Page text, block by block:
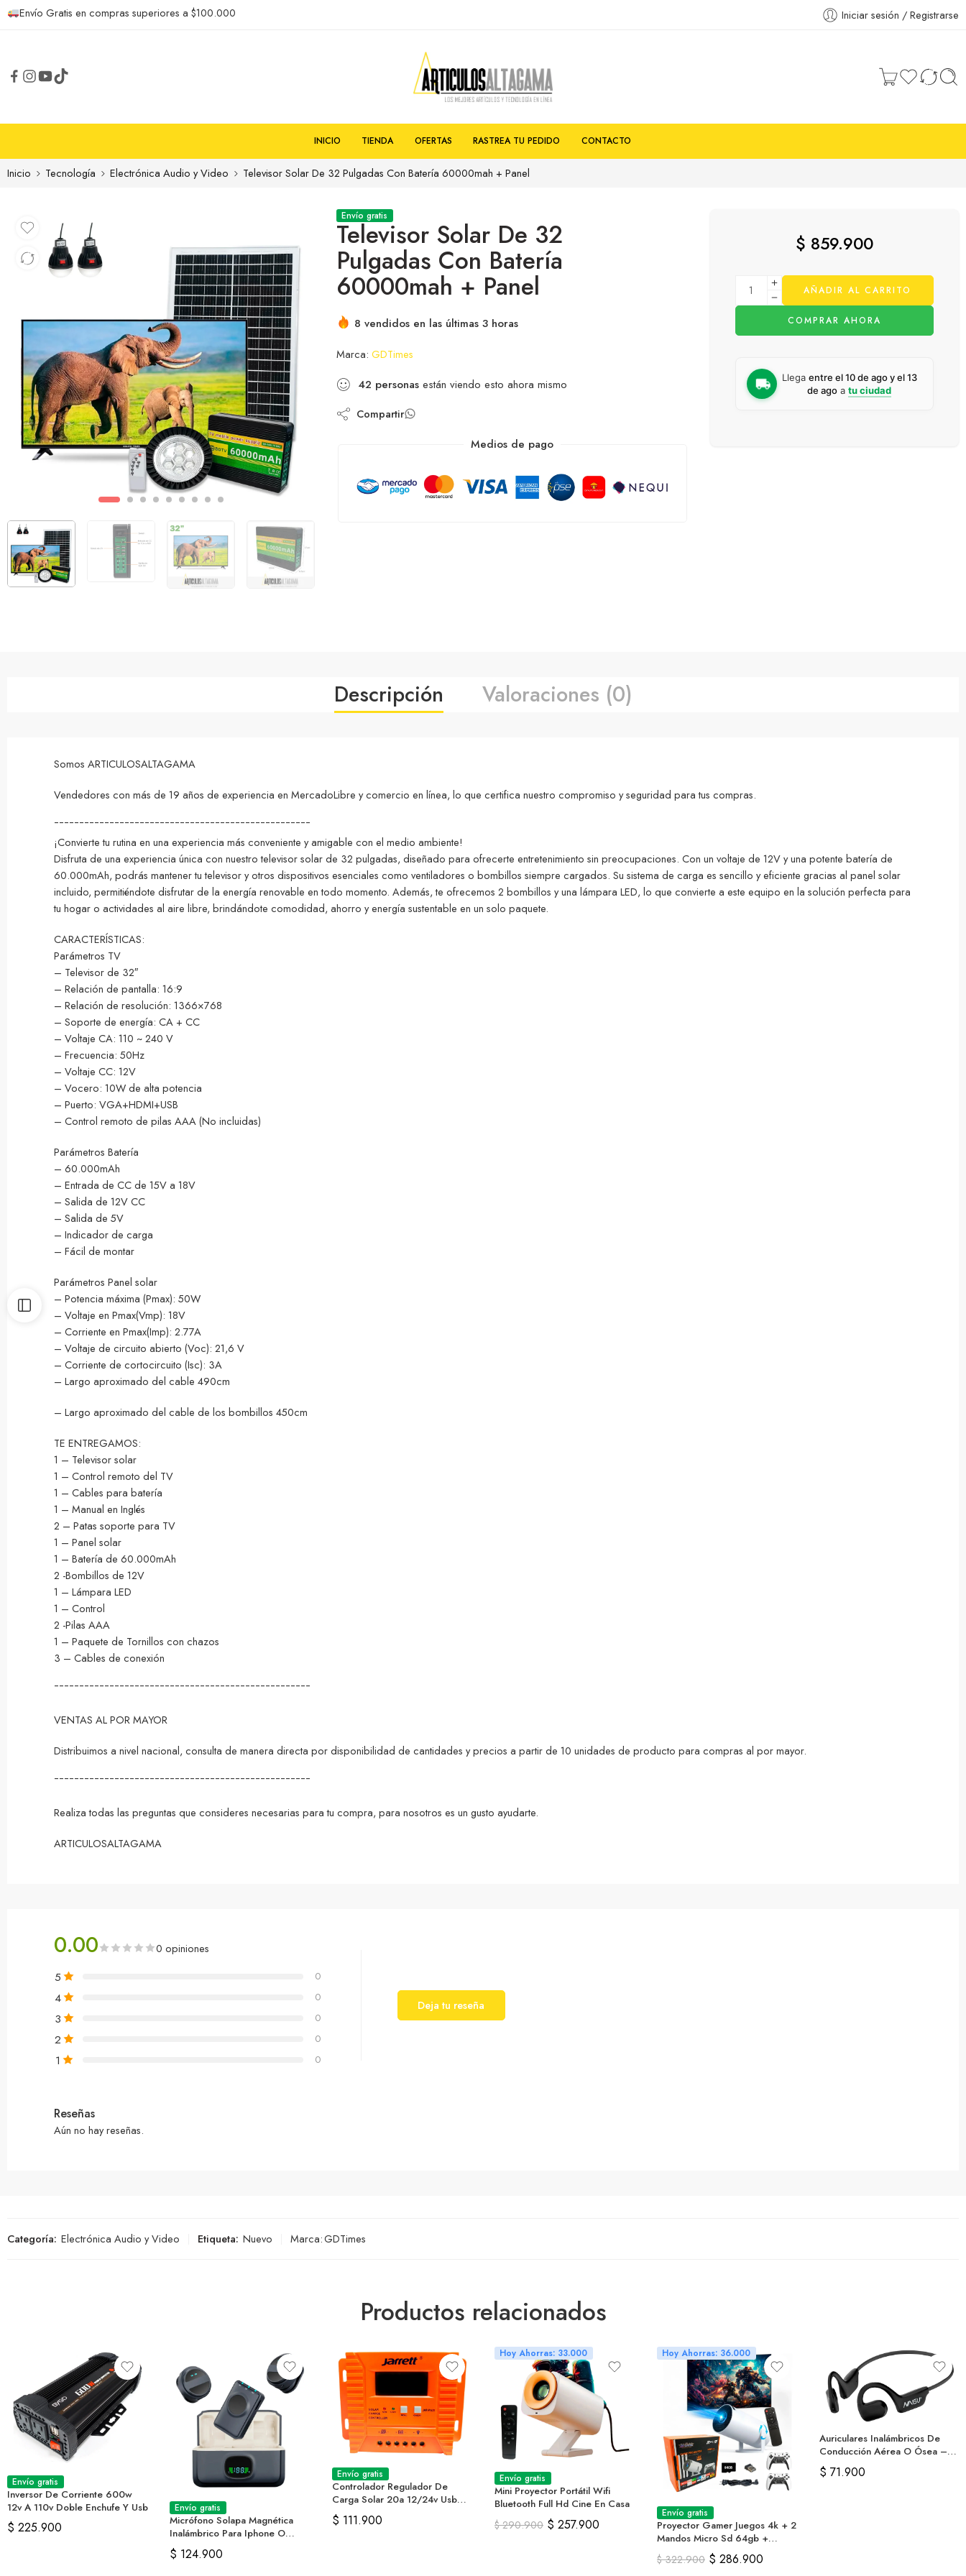
Envío Gratis en compras superiores a $100.000 Iniciar sesión / Registrarse
INICIO TIENDA OFERTAS RASTREA TU PEDIDO CONTACTO
Inicio Tecnología Electrónica Audio y Video Televisor Solar De 32 Pulgadas Con Batería 60000mah + Panel
Envío gratis
Televisor Solar De 32
Pulgadas Con Batería
60000mah + Panel
8 vendidos en las últimas 3 horas
Marca: GDTimes
42 personas están viendo esto ahora mismo
Compartir
Medios de pago
$ 859.900
AÑADIR AL CARRITO
COMPRAR AHORA
Llega entre el 10 de ago y el 13
de ago atu ciudad
Descripción Valoraciones (0)
Somos ARTICULOSALTAGAMA
Vendedores con más de 19 años de experiencia en MercadoLibre y comercio en línea, lo que certifica nuestro compromiso y seguridad para tus compras.
¯¯¯¯¯¯¯¯¯¯¯¯¯¯¯¯¯¯¯¯¯¯¯¯¯¯¯¯¯¯¯¯¯¯¯¯¯¯¯¯¯¯¯¯¯¯¯¯¯¯¯
¡Convierte tu rutina en una experiencia más conveniente y amigable con el medio ambiente!
Disfruta de una experiencia única con nuestro televisor solar de 32 pulgadas, diseñado para ofrecerte entretenimiento sin preocupaciones. Con un voltaje de 12V y una potente batería de
60.000mAh, podrás mantener tu televisor y otros dispositivos esenciales como ventiladores o bombillos siempre cargados. Su sistema de carga es sencillo y eficiente gracias al panel solar
incluido, permitiéndote disfrutar de la energía renovable en todo momento. Además, te ofrecemos 2 bombillos y una lámpara LED, lo que convierte a este equipo en la solución perfecta para
tu hogar o actividades al aire libre, brindándote comodidad, ahorro y energía sustentable en un solo paquete.
CARACTERÍSTICAS:
Parámetros TV
– Televisor de 32″
– Relación de pantalla: 16:9
– Relación de resolución: 1366×768
– Soporte de energía: CA + CC
– Voltaje CA: 110 ~ 240 V
– Frecuencia: 50Hz
– Voltaje CC: 12V
– Vocero: 10W de alta potencia
– Puerto: VGA+HDMI+USB
– Control remoto de pilas AAA (No incluidas)
Parámetros Batería
– 60.000mAh
– Entrada de CC de 15V a 18V
– Salida de 12V CC
– Salida de 5V
– Indicador de carga
– Fácil de montar
Parámetros Panel solar
– Potencia máxima (Pmax): 50W
– Voltaje en Pmax(Vmp): 18V
– Corriente en Pmax(Imp): 2.77A
– Voltaje de circuito abierto (Voc): 21,6 V
– Corriente de cortocircuito (Isc): 3A
– Largo aproximado del cable 490cm
– Largo aproximado del cable de los bombillos 450cm
TE ENTREGAMOS:
1 – Televisor solar
1 – Control remoto del TV
1 – Cables para batería
1 – Manual en Inglés
2 – Patas soporte para TV
1 – Panel solar
1 – Batería de 60.000mAh
2 -Bombillos de 12V
1 – Lámpara LED
1 – Control
2 -Pilas AAA
1 – Paquete de Tornillos con chazos
3 – Cables de conexión
¯¯¯¯¯¯¯¯¯¯¯¯¯¯¯¯¯¯¯¯¯¯¯¯¯¯¯¯¯¯¯¯¯¯¯¯¯¯¯¯¯¯¯¯¯¯¯¯¯¯¯
VENTAS AL POR MAYOR
Distribuimos a nivel nacional, consulta de manera directa por disponibilidad de cantidades y precios a partir de 10 unidades de producto para compras al por mayor.
¯¯¯¯¯¯¯¯¯¯¯¯¯¯¯¯¯¯¯¯¯¯¯¯¯¯¯¯¯¯¯¯¯¯¯¯¯¯¯¯¯¯¯¯¯¯¯¯¯¯¯
Realiza todas las preguntas que consideres necesarias para tu compra, para nosotros es un gusto ayudarte.
ARTICULOSALTAGAMA
0.00 0 opiniones
5 0
4 0
3 0
2 0
1 0
Deja tu reseña
Reseñas
Aún no hay reseñas.
Categoría: Electrónica Audio y Video Etiqueta: Nuevo Marca:GDTimes
Productos relacionados
Envío gratis
Inversor De Corriente 600w
12v A 110v Doble Enchufe Y Usb
$ 225.900
Envío gratis
Micrófono Solapa Magnética
Inalámbrico Para Iphone O
Android
$ 124.900
Envío gratis
Controlador Regulador De
Carga Solar 20a 12/24v Usb
Dual Pwm
$ 111.900
Hoy Ahorras: 33.000
Envío gratis
Mini Proyector Portátil Wifi
Bluetooth Full Hd Cine En Casa
$290.900 $ 257.900
Hoy Ahorras: 36.000
Envío gratis
Proyector Gamer Juegos 4k + 2
Mandos Micro Sd 64gb +
Control
$322.900 $ 286.900
Auriculares Inalámbricos De
Conducción Aérea O Ósea –
Naisu
$ 71.900